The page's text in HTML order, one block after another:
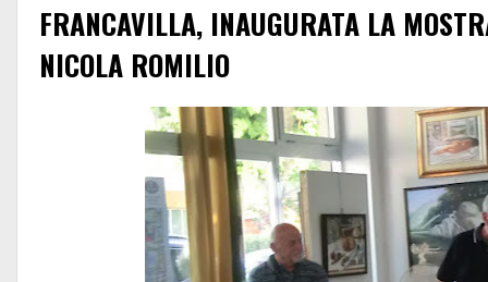
FRANCAVILLA, INAUGURATA LA
NICOLA ROMILIO